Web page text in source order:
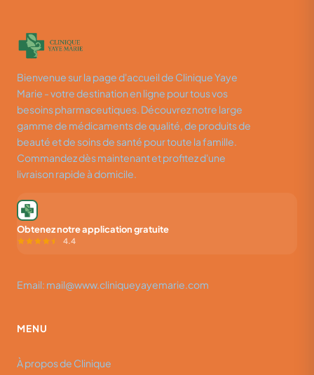
Bienvenue sur la page d'accueil de Clinique Yaye
Marie - votre destination en ligne pour tous vos
besoins pharmaceutiques. Découvrez notre large
gamme de médicaments de qualité, de produits de
beauté et de soins de santé pour toute la famille.
Commandez dès maintenant et profitez d'une
livraison rapide à domicile.
Obtenez notre application gratuite
4.4
Email: mail@www.cliniqueyayemarie.com
MENU
À propos de Clinique